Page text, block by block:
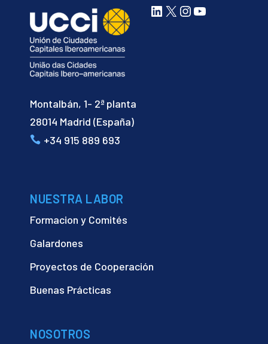
Montalbán, 1- 2ª planta
28014 Madrid (España)
+34 915 889 693
LinkedIn
X Instagram
YouTube
NUESTRA LABOR
Formacion y Comités
Galardones
Proyectos de Cooperación
Buenas Prácticas
NOSOTROS